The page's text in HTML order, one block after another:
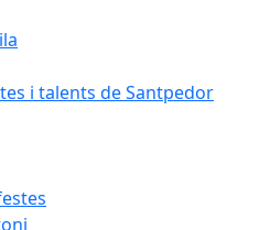
i talents de Santpedor